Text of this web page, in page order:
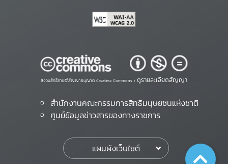
สงวนสิทธิ์ภายใต้สัญญาอนุญาต Creative Commons • ดูรายละเอียดสัญญา
สำนักงานคณะกรรมการสิทธิมนุษยชนแห่งชาติ
ศูนย์ข้อมูลข่าวสารของทางราชการ
แผนผังเว็บไซต์